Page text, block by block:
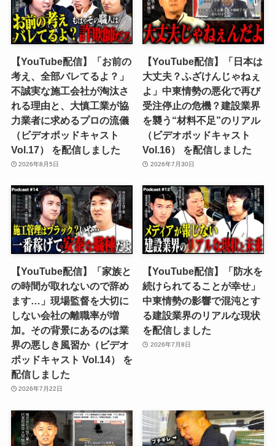
【YouTube配信】「お前の
考え、全部バレてるよ？」
不誠実な施工会社が淘汰さ
れる理由と、大慎工業が協
力業者に求めるプロの流儀
（ビデオポッドキャスト
Vol.17） を配信しました
2026年8月5日
【YouTube配信】「日本は
大丈夫？ふざけんじゃねぇ
よ」中東情勢の悪化で再び
受注停止の危機？建設業界
を襲う“材料不足”のリアル
（ビデオポッドキャスト
Vol.16） を配信しました
2026年7月30日
【YouTube配信】「家族と
の時間が取れないので辞め
ます…」現場監督を大切に
しない会社の離職率が増
加。その背景にあるのは業
界の悪しき風習か（ビデオ
ポッドキャスト Vol.14） を
配信しました
2026年7月22日
【YouTube配信】「防水を
続けられてることが幸せ」
中東情勢の影響で混沌とす
る建設業界のリアルな現状
を配信しました
2026年7月8日